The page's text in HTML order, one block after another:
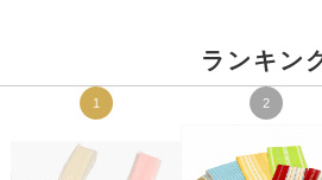
ランキン
1 2